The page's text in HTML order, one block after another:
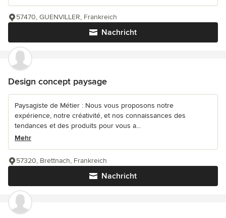
Nachricht
57470, GUENVILLER, Frankreich
Design concept paysage
Paysagiste de Métier : Nous vous proposons notre
expérience, notre créativité, et nos connaissances des
tendances et des produits pour vous a...
Mehr
Nachricht
57320, Brettnach, Frankreich